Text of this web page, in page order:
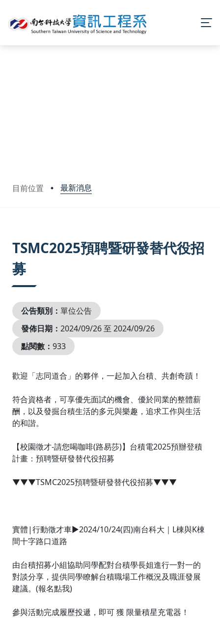
目前位置 最新消息
TSMC2025預聘暨研發替代役招
募
公告類別： 單位公告
發佈日期： 2024/09/26 至 2024/09/26
點閱數： 933
歡迎「志同道合」的夥伴，一起加入台積、共創奇蹟！
符合資格者，可享優先面試的機會、優於同業的整體薪
酬，以及發掘台積生活的多元與樂趣，追求工作與生活
的和諧。
【校園徵才-請您喝咖啡(路易莎)】台積電2025預辦登積
計畫：預聘暨研發替代役招募
▼▼▼TSMC2025預聘暨研發替代役招募▼▼▼
實體|行動徵才車►2024/10/24(四)南台科大｜L棟與K棟
間十字路口道路
由台積招募小組協助同學配對台積學長姐進行一對一的
對談分享，提供同學瞭解台積職場工作概況及職涯發展
建議。(報名點我)
參與活動完成履歷投遞，即可 獲 限量積星充電器！